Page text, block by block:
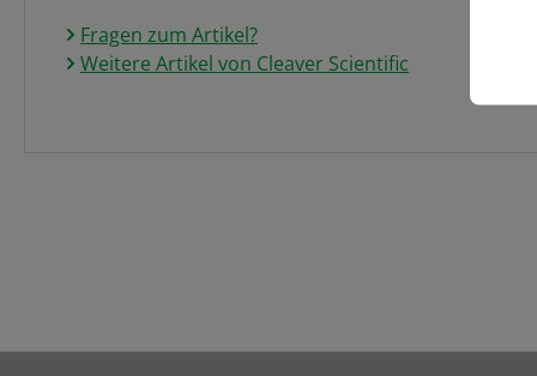
Fragen zum Artikel?
Weitere Artikel von Cleaver Scientific